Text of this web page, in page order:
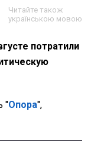
Читайте також
українською мовою
потратили
"Опора",